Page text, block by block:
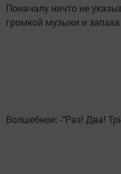
Поначалу ничто не
громкой музыки и
Волшебное: -"Раз! Два!